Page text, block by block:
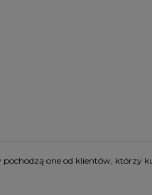
one od klientów, którzy